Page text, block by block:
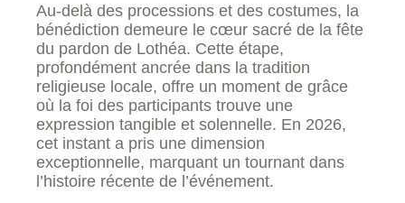
Au-delà des processions et des costumes, la
bénédiction demeure le cœur sacré de la fête
du pardon de Lothéa. Cette étape,
profondément ancrée dans la tradition
religieuse locale, offre un moment de grâce
où la foi des participants trouve une
expression tangible et solennelle. En 2026,
cet instant a pris une dimension
exceptionnelle, marquant un tournant dans
l’histoire récente de l’événement.